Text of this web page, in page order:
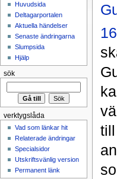
Huvudsida
Deltagarportalen
Aktuella händelser
Senaste ändringarna
Slumpsida
Hjälp
sök
verktygslåda
Vad som länkar hit
Relaterade ändringar
Specialsidor
Utskriftsvänlig version
Permanent länk